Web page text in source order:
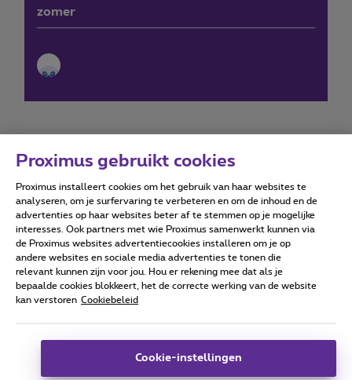
zomer
Forumvoorwaarden Accessibility statement
Alle rechten voorbehouden. © Proximus
Algemene voorwaarden, consumenteninfo
Deze website is gecreëerd en wordt beheerd conform het
Proximus gebruikt cookies
Proximus installeert cookies om het gebruik van haar websites te
analyseren, om je surfervaring te verbeteren en om de inhoud en de
advertenties op haar websites beter af te stemmen op je mogelijke
interesses. Ook partners met wie Proximus samenwerkt kunnen via
de Proximus websites advertentiecookies installeren om je op
andere websites en sociale media advertenties te tonen die
relevant kunnen zijn voor jou. Hou er rekening mee dat als je
bepaalde cookies blokkeert, het de correcte werking van de website
kan verstoren Cookiebeleid
Cookie-instellingen